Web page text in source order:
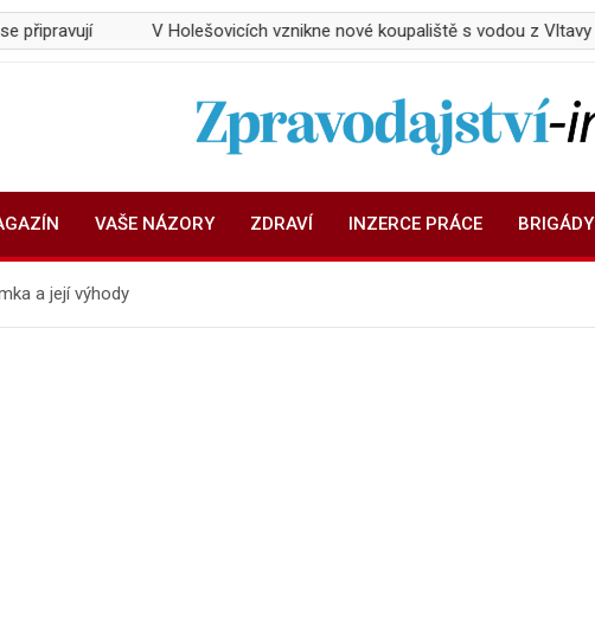
V Holešovicích vznikne nové koupaliště s vodou z Vltavy Petr
Zpravodajství-
VAŠE NÁZORY ZDRAVÍ INZERCE PRÁCE BRIGÁDY
a její výhody